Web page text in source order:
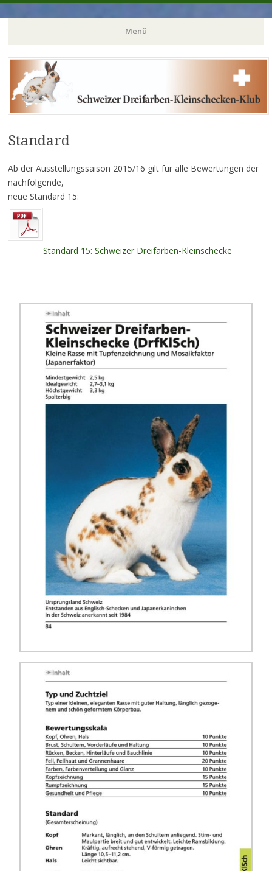
Menü
Zum
Inhalt
springen
Standard
Ab der Ausstellungssaison 2015/16 gilt für alle Bewertungen der
nachfolgende,
neue Standard 15:
Standard 15: Schweizer Dreifarben-Kleinschecke